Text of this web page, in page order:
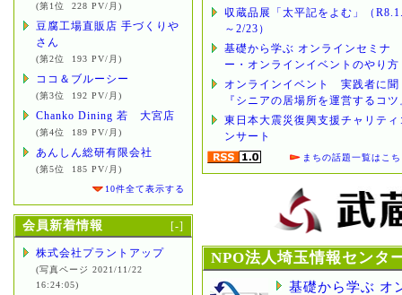
(第1位 228 PV/月)
豆腐工場直販店 手づくりや
さん
(第2位 193 PV/月)
ココ＆ブルーシー
(第3位 192 PV/月)
Chanko Dining 若 大宮店
(第4位 189 PV/月)
あんしん総研有限会社
(第5位 185 PV/月)
10件全て表示する
会員新着情報 [-]
株式会社プラントアップ
(写真ページ 2021/11/22
16:24:05)
収蔵品展「太平記をよむ」（
～2/23）
基礎から学ぶ オンラインセミナ
ー・オンラインイベントのやり方
オンラインイベント 実践者に聞
『シニアの居場所を運営するコツ
東日本大震災復興支援チャリティ
ンサート
まちの話題一覧はこ
NPO法人埼玉情報センタ
基礎から学ぶ オ